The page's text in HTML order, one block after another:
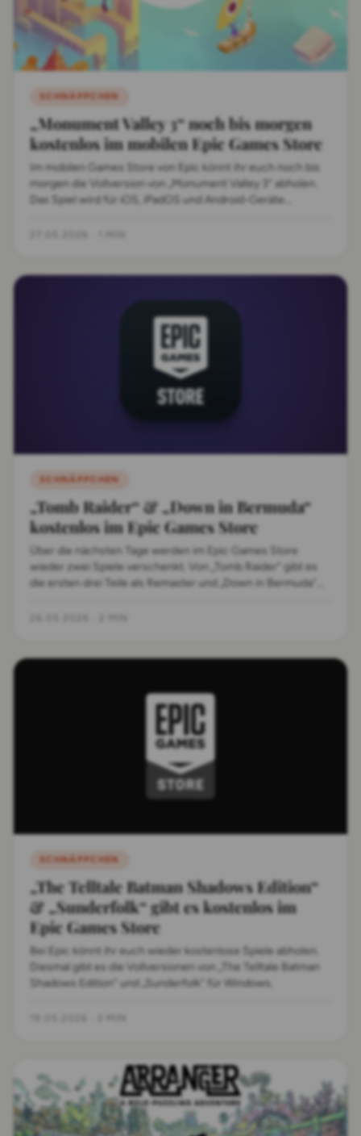
SCHNÄPPCHEN
„Monument Valley 3“ noch bis morgen
kostenlos im mobilen Epic Games Store
Im mobilen Games Store von Epic könnt ihr euch noch bis
morgen die Vollversion von „Monument Valley 3“ abholen.
Das Spiel wird für iOS, iPadOS und Android-Geräte
SCHNÄPPCHEN
„Tomb Raider“ & „Down in Bermuda“
kostenlos im Epic Games Store
Über die nächsten Tage werden im Epic Games Store
wieder zwei Spiele verschenkt. Von „Tomb Raider“ gibt es
die ersten drei Teile als Remaster und „Down in Bermuda“
SCHNÄPPCHEN
„The Telltale Batman Shadows Edition“
& „Sunderfolk“ gibt es kostenlos im
Epic Games Store
Bei Epic könnt ihr euch wieder kostenlose Spiele abholen.
Diesmal gibt es die Vollversionen von „The Telltale Batman
Shadows Edition“ und „Sunderfolk“ für Windows.